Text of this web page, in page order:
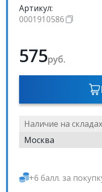
Артикул:
0001910586
575руб.
Наличие на складах
Москва
+6 балл. за